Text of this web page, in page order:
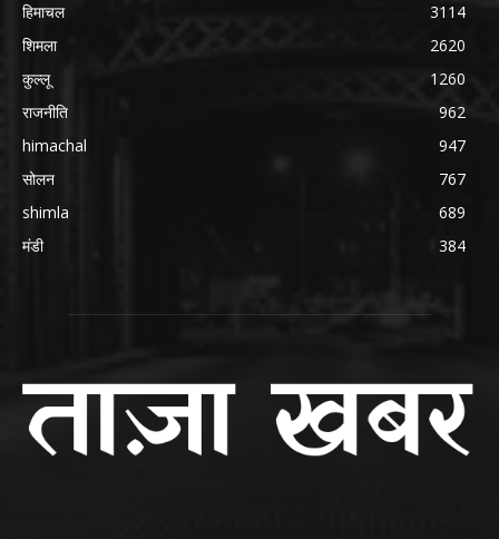
हिमाचल
3114
शिमला
2620
कुल्लू
1260
राजनीति
962
himachal
947
सोलन
767
shimla
689
मंडी
384